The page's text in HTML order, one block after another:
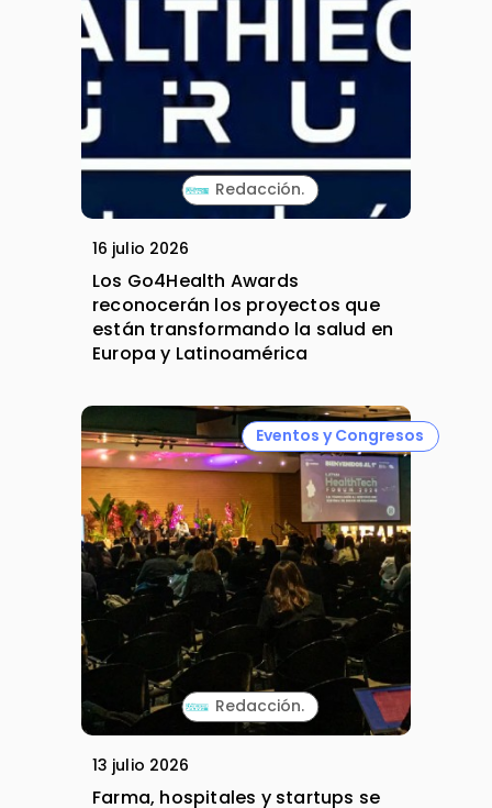
Redacción.
16 julio 2026
Los Go4Health Awards
reconocerán los proyectos que
están transformando la salud en
Europa y Latinoamérica
Eventos y Congresos
Redacción.
13 julio 2026
Farma, hospitales y startups se